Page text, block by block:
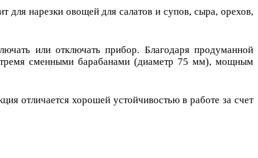
для нарезки овощей для салатов и супов, сыра, орехов,
или отключать прибор. Благодаря продуманной
тремя сменными барабанами (диаметр 75 мм), мощным
отличается хорошей устойчивостью в работе за счет